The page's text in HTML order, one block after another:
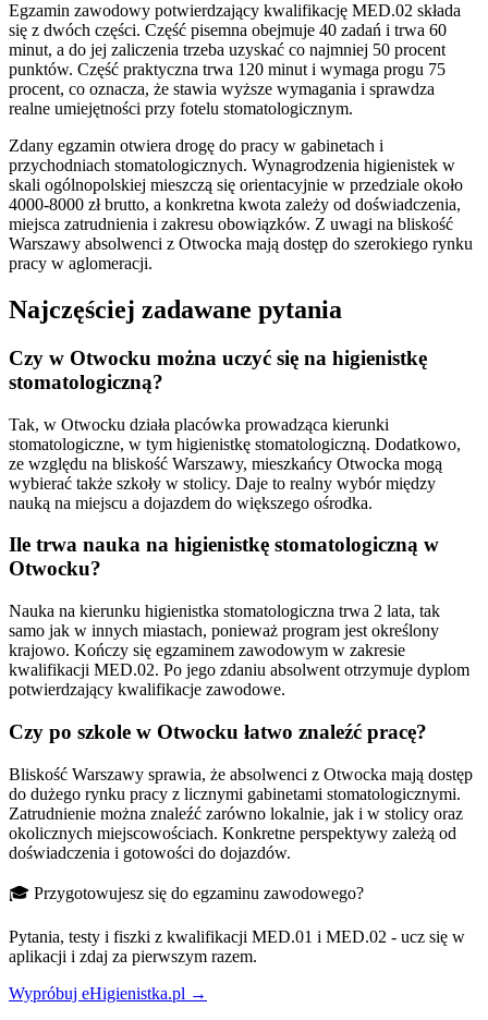
Egzamin zawodowy potwierdzający kwalifikację MED.02 składa
się z dwóch części. Część pisemna obejmuje 40 zadań i trwa 60
minut, a do jej zaliczenia trzeba uzyskać co najmniej 50 procent
punktów. Część praktyczna trwa 120 minut i wymaga progu 75
procent, co oznacza, że stawia wyższe wymagania i sprawdza
realne umiejętności przy fotelu stomatologicznym.
Zdany egzamin otwiera drogę do pracy w gabinetach i
przychodniach stomatologicznych. Wynagrodzenia higienistek w
skali ogólnopolskiej mieszczą się orientacyjnie w przedziale około
4000-8000 zł brutto, a konkretna kwota zależy od doświadczenia,
miejsca zatrudnienia i zakresu obowiązków. Z uwagi na bliskość
Warszawy absolwenci z Otwocka mają dostęp do szerokiego rynku
pracy w aglomeracji.
Najczęściej zadawane pytania
Czy w Otwocku można uczyć się na higienistkę
stomatologiczną?
Tak, w Otwocku działa placówka prowadząca kierunki
stomatologiczne, w tym higienistkę stomatologiczną. Dodatkowo,
ze względu na bliskość Warszawy, mieszkańcy Otwocka mogą
wybierać także szkoły w stolicy. Daje to realny wybór między
nauką na miejscu a dojazdem do większego ośrodka.
Ile trwa nauka na higienistkę stomatologiczną w
Otwocku?
Nauka na kierunku higienistka stomatologiczna trwa 2 lata, tak
samo jak w innych miastach, ponieważ program jest określony
krajowo. Kończy się egzaminem zawodowym w zakresie
kwalifikacji MED.02. Po jego zdaniu absolwent otrzymuje dyplom
potwierdzający kwalifikacje zawodowe.
Czy po szkole w Otwocku łatwo znaleźć pracę?
Bliskość Warszawy sprawia, że absolwenci z Otwocka mają dostęp
do dużego rynku pracy z licznymi gabinetami stomatologicznymi.
Zatrudnienie można znaleźć zarówno lokalnie, jak i w stolicy oraz
okolicznych miejscowościach. Konkretne perspektywy zależą od
doświadczenia i gotowości do dojazdów.
🎓 Przygotowujesz się do egzaminu zawodowego?
Pytania, testy i fiszki z kwalifikacji MED.01 i MED.02 - ucz się w
aplikacji i zdaj za pierwszym razem.
Wypróbuj eHigienistka.pl →